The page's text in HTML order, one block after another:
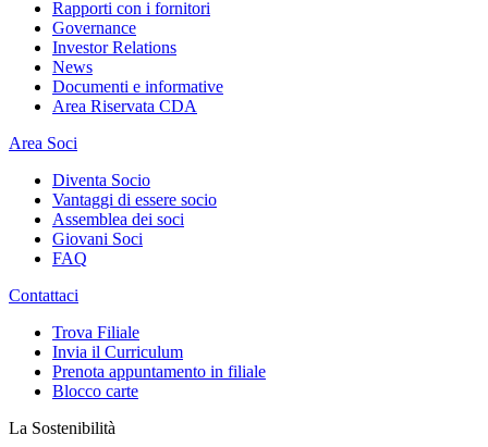
Rapporti con i fornitori
Governance
Investor Relations
News
Documenti e informative
Area Riservata CDA
Area Soci
Diventa Socio
Vantaggi di essere socio
Assemblea dei soci
Giovani Soci
FAQ
Contattaci
Trova Filiale
Invia il Curriculum
Prenota appuntamento in filiale
Blocco carte
La Sostenibilità